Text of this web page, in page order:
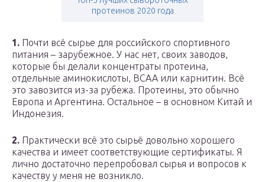
протеинов 2020 года
1. Почти всё сырье для российского спортивного
питания – зарубежное. У нас нет, своих заводов,
которые бы делали концентраты протеина,
отдельные аминокислоты, ВСАА или карнитин. Всё
это завозится из-за рубежа. Протеины, это обычно
Европа и Аргентина. Остальное – в основном Китай и
Индонезия.
2. Практически всё это сырьё довольно хорошего
качества и имеет соответствующие сертификаты. Я
лично достаточно перепробовал сырья и вопросов к
качеству у меня не возникло.